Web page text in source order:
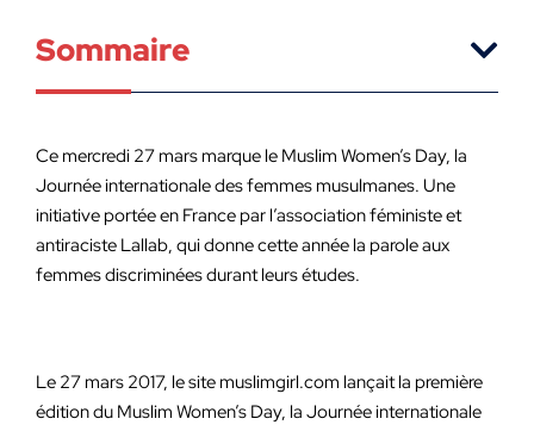
Sommaire
Ce mercredi 27 mars marque le Muslim Women’s Day, la
Journée internationale des femmes musulmanes. Une
initiative portée en France par l’association féministe et
antiraciste Lallab, qui donne cette année la parole aux
femmes discriminées durant leurs études.
Le 27 mars 2017, le site muslimgirl.com lançait la première
édition du Muslim Women’s Day, la Journée internationale